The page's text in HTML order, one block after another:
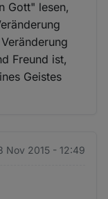
Gott" lesen,
Freund ist,
Geistes
Nov 2015 - 12:49